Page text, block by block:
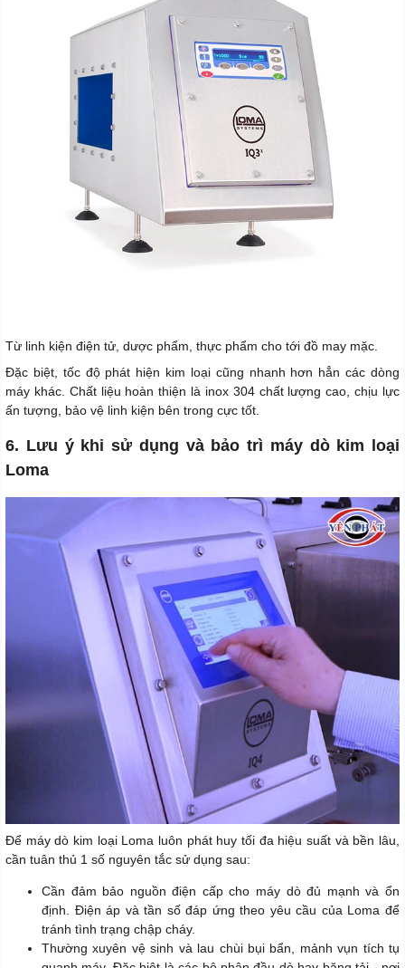
Từ linh kiện điện tử, dược phẩm, thực phẩm cho tới đồ may mặc.
Đặc biệt, tốc độ phát hiện kim loại cũng nhanh hơn hẳn các dòng
máy khác. Chất liệu hoàn thiện là inox 304 chất lượng cao, chịu lực
ấn tượng, bảo vệ linh kiện bên trong cực tốt.
6. Lưu ý khi sử dụng và bảo trì máy dò kim loại
Loma
Để máy dò kim loại Loma luôn phát huy tối đa hiệu suất và bền lâu,
cần tuân thủ 1 số nguyên tắc sử dụng sau:
Cần đảm bảo nguồn điện cấp cho máy dò đủ mạnh và ổn
định. Điện áp và tần số đáp ứng theo yêu cầu của Loma để
tránh tình trạng chập cháy.
Thường xuyên vệ sinh và lau chùi bụi bẩn, mảnh vụn tích tụ